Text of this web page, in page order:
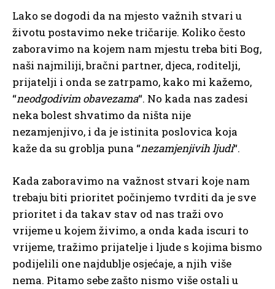
Lako se dogodi da na mjesto važnih stvari u
životu postavimo neke tričarije. Koliko često
zaboravimo na kojem nam mjestu treba biti Bog,
naši najmiliji, bračni partner, djeca, roditelji,
prijatelji i onda se zatrpamo, kako mi kažemo,
“neodgodivim obavezama“. No kada nas zadesi
neka bolest shvatimo da ništa nije
nezamjenjivo, i da je istinita poslovica koja
kaže da su groblja puna “nezamjenjivih ljudi“.
Kada zaboravimo na važnost stvari koje nam
trebaju biti prioritet počinjemo tvrditi da je sve
prioritet i da takav stav od nas traži ovo
vrijeme u kojem živimo, a onda kada iscuri to
vrijeme, tražimo prijatelje i ljude s kojima bismo
podijelili one najdublje osjećaje, a njih više
nema. Pitamo sebe zašto nismo više ostali u